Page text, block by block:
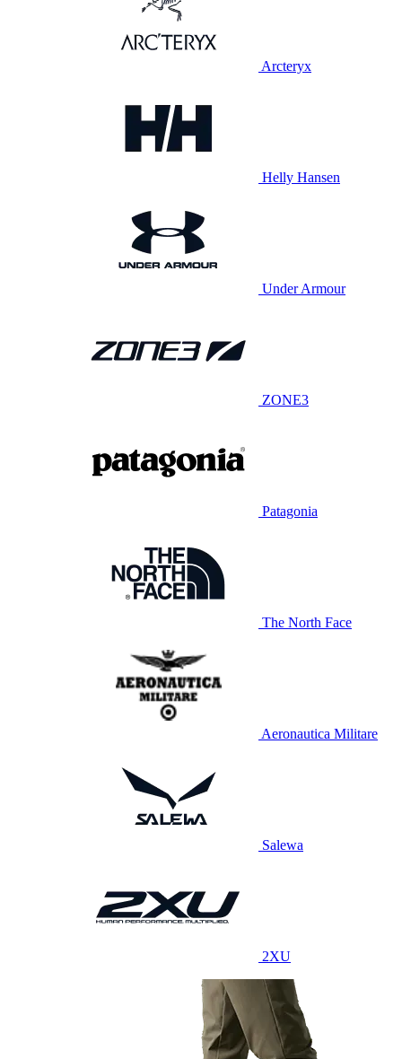
Arcteryx
Helly Hansen
Under Armour
ZONE3
Patagonia
The North Face
Aeronautica Militare
Salewa
2XU